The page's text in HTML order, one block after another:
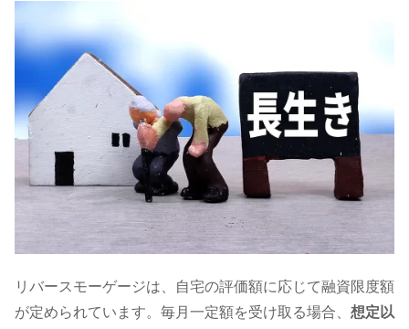
リバースモーゲージは、自宅の評価額に応じて融資限度額
が定められています。毎月一定額を受け取る場合、 想定以